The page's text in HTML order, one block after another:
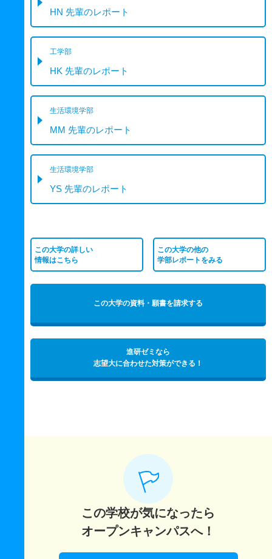
HN 先輩のレポート
工学部
HK 先輩のレポート
生活環境学部
MM 先輩のレポート
生活環境学部
YS 先輩のレポート
この大学の詳しい
情報はこちら
この大学の他の
学部レポートをみる
この大学の資料・願書を請求する
進研ゼミなら
志望大に合わせた対策ができる！
この学校が気になったら
オープンキャンパスへ！